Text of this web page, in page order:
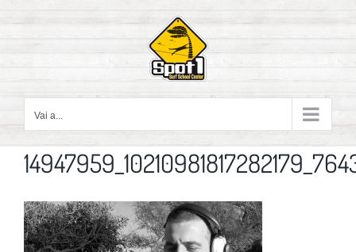
contenuto
Vai a...